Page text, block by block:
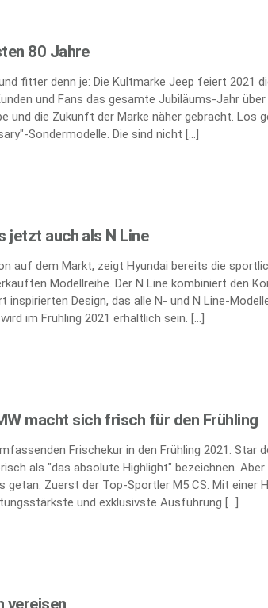
80 Jahre
fitter denn je: Die Kultmarke Jeep feiert 2021
und Fans das gesamte Jubiläums-Jahr
und die Zukunft der Marke näher gebracht. Los
Sondermodelle. Die sind nicht […]
jetzt auch als N Line
auf dem Markt, zeigt Hyundai bereits die
Modellreihe. Der N Line kombiniert den
Design, das alle N- und N Line-
im Frühling 2021 erhältlich sein. […]
macht sich frisch für den Frühling
Frischekur in den Frühling 2021. Star
als "das absolute Highlight" bezeichnen. Aber
getan. Zuerst der Top-Sportler M5 CS. Mit einer
und exklusivste Ausführung […]
vereisen